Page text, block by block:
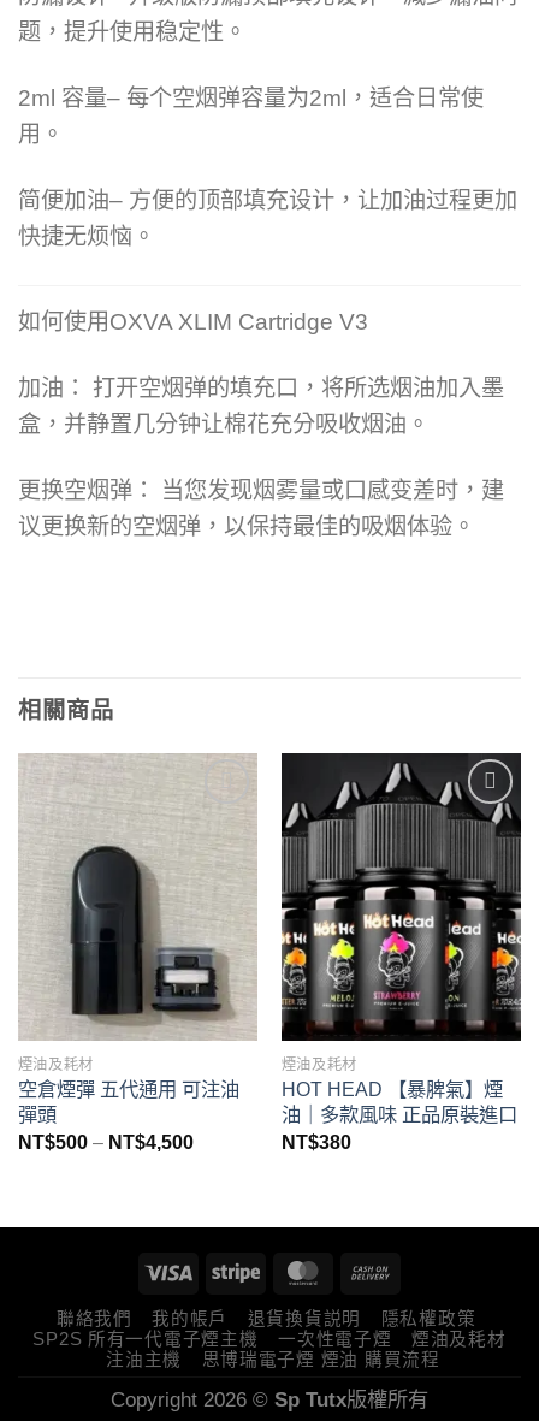
题，提升使用稳定性。
2ml 容量– 每个空烟弹容量为2ml，适合日常使
用。
简便加油– 方便的顶部填充设计，让加油过程更加
快捷无烦恼。
如何使用OXVA XLIM Cartridge V3
加油： 打开空烟弹的填充口，将所选烟油加入墨
盒，并静置几分钟让棉花充分吸收烟油。
更换空烟弹： 当您发现烟雾量或口感变差时，建
议更换新的空烟弹，以保持最佳的吸烟体验。
相關商品
Add to
wishlist
煙油及耗材
空倉煙彈 五代通用 可注油
彈頭
NT$500 – NT$4,500價
Add to
煙油及耗材
HOT HEAD 【暴脾氣】煙
油｜多款風味 正品原裝進口
NT$380
聯絡我們 我的帳戶 退貨換貨説明
隱私權政策
SP2S 所有一代電子煙主機
一次性電子煙
煙油及耗材
注油主機
思博瑞電子煙 煙油 購買流程
Copyright 2026 © Sp Tutx版權所有